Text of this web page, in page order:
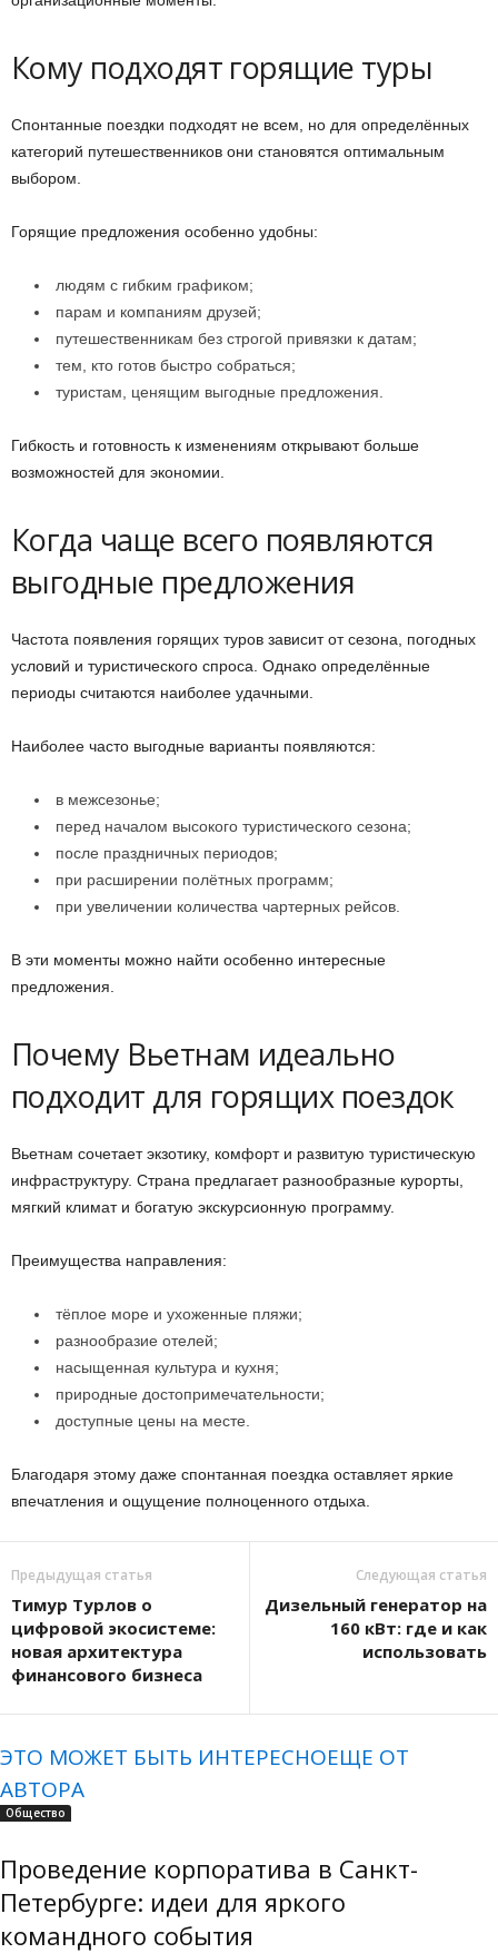
Кому подходят горящие туры
Спонтанные поездки подходят не всем, но для определённых
категорий путешественников они становятся оптимальным
выбором.
Горящие предложения особенно удобны:
людям с гибким графиком;
парам и компаниям друзей;
путешественникам без строгой привязки к датам;
тем, кто готов быстро собраться;
туристам, ценящим выгодные предложения.
Гибкость и готовность к изменениям открывают больше
возможностей для экономии.
Когда чаще всего появляются
выгодные предложения
Частота появления горящих туров зависит от сезона, погодных
условий и туристического спроса. Однако определённые
периоды считаются наиболее удачными.
Наиболее часто выгодные варианты появляются:
в межсезонье;
перед началом высокого туристического сезона;
после праздничных периодов;
при расширении полётных программ;
при увеличении количества чартерных рейсов.
В эти моменты можно найти особенно интересные
предложения.
Почему Вьетнам идеально
подходит для горящих поездок
Вьетнам сочетает экзотику, комфорт и развитую туристическую
инфраструктуру. Страна предлагает разнообразные курорты,
мягкий климат и богатую экскурсионную программу.
Преимущества направления:
тёплое море и ухоженные пляжи;
разнообразие отелей;
насыщенная культура и кухня;
природные достопримечательности;
доступные цены на месте.
Благодаря этому даже спонтанная поездка оставляет яркие
впечатления и ощущение полноценного отдыха.
Предыдущая статья
Тимур Турлов о
цифровой экосистеме:
новая архитектура
финансового бизнеса
Следующая статья
Дизельный генератор на
160 кВт: где и как
использовать
ЭТО МОЖЕТ БЫТЬ ИНТЕРЕСНОЕЩЕ ОТ
АВТОРА
Общество
Проведение корпоратива в Санкт-
Петербурге: идеи для яркого
командного события